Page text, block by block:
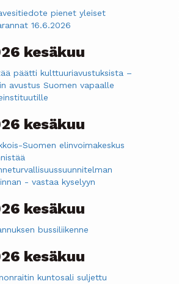
pienet yleiset
16.6.2026
kesäkuu
päätti kulttuuriavustuksista –
avustus Suomen vapaalle
kesäkuu
Suomen elinvoimakeskus
- vastaa kyselyyn
kesäkuu
bussiliikenne
kesäkuu
kuntosali suljettu